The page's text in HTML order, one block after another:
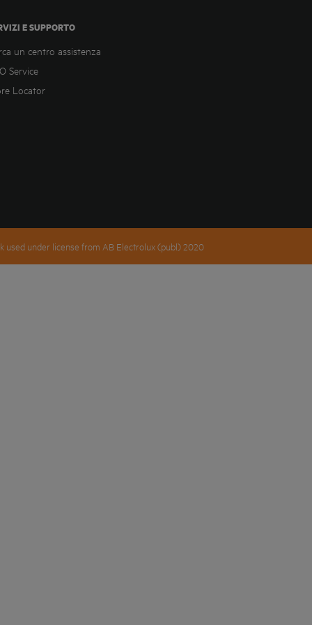
E SUPPORTO
un centro assistenza
Service
Locator
used under license from AB Electrolux (publ) 2020